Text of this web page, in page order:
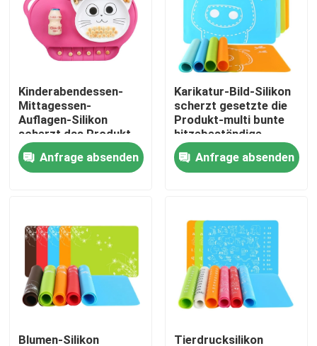
Kontakte
Formen Sie Silikon-Form
Eis-Würfel-Silikon-Formen
Schokoladen-Silikon-Formen
Eis-Ball-Silikon-Formen
Silikon-Handhandschuhe
Kinderabendessen-
Mittagessen-
Auflagen-Silikon
scherzt das Produkt-
Wasser-Waschen
wiederverwendbar
Anfrage absenden
Karikatur-Bild-Silikon
scherzt gesetzte die
Produkt-multi bunte
hitzebeständige
Nahrung
Anfrage absenden
Blumen-Silikon Tierdrucksilikon